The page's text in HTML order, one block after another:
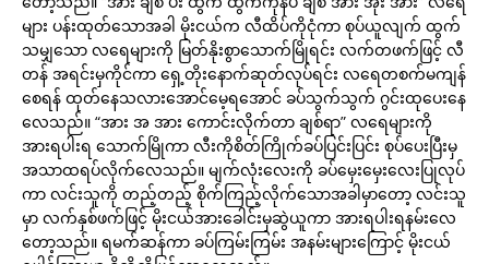
များ ပန်းထုတ်သောအခါ မိုးငယ်က လီထိပ်ကိုငုံကာ စုပ်ယူလျက် ထွက်
သမျှသော လရေများကို မြတ်နိုးစွာသောက်မြိုရင်း လက်တဖက်ဖြင့် လီ
တန် အရင်းမှကိုင်ကာ ရှေ့တိုးနောက်ဆုတ်လုပ်ရင်း လရေတစက်မကျန်
စေရန် ထုတ်နေသလားအောင်မေ့ရအောင် ခပ်သွက်သွက် ဂွင်းထုပေးနေ
လေသည်။ “အား အ အား ကောင်းလိုက်တာ ချစ်ရာ” လရေများကို
အားရပါးရ သောက်မြိုကာ လီးကိုစိတ်ကြိုက်ခပ်ပြင်းပြင်း စုပ်ပေးပြီးမှ
အသာထရပ်လိုက်လေသည်။ မျက်လုံးလေးကို ခပ်မှေးမှေးလေးပြုလုပ်
ကာ လင်းသူကို တည့်တည့် စိုက်ကြည့်လိုက်သောအခါမှာတော့ လင်းသူ
မှာ လက်နှစ်ဖက်ဖြင့် မိုးငယ်အားခေါင်းမှဆွဲယူကာ အားရပါးရနမ်းလေ
တော့သည်။ ရမက်ဆန်ကာ ခပ်ကြမ်းကြမ်း အနမ်းများကြောင့် မိုးငယ်